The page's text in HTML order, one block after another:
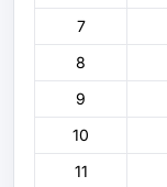
7
8
9
10
11